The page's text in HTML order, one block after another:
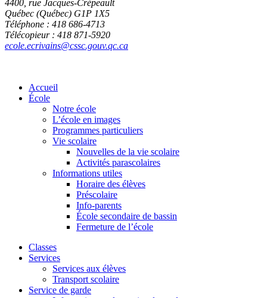
4400, rue Jacques-Crépeault
Québec (Québec) G1P 1X5
Téléphone : 418 686-4713
Télécopieur : 418 871-5920
ecole.ecrivains@cssc.gouv.qc.ca
Accueil
École
Notre école
L’école en images
Programmes particuliers
Vie scolaire
Nouvelles de la vie scolaire
Activités parascolaires
Informations utiles
Horaire des élèves
Préscolaire
Info-parents
École secondaire de bassin
Fermeture de l’école
Classes
Services
Services aux élèves
Transport scolaire
Service de garde